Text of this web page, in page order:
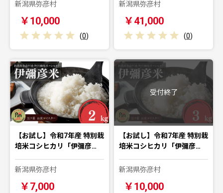
新潟県弥彦村
￥10,000
(0)
新潟県弥彦村
￥41,000
(0)
【お試し】令和7年産 特別栽
培米コシヒカリ「伊彌彦…
新潟県弥彦村
￥7,000
受付終了
【お試し】令和7年産 特別栽
培米コシヒカリ「伊彌彦…
新潟県弥彦村
￥10,000